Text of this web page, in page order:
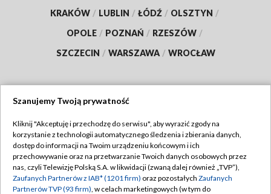
KRAKÓW / LUBLIN / ŁÓDŹ / OLSZTYN /
OPOLE / POZNAŃ / RZESZÓW /
SZCZECIN / WARSZAWA / WROCŁAW
TVP
Abonament TVP
Emisja w TVP
Regulamin TVP
Polityka prywatności
Szanujemy Twoją prywatność
Kliknij "Akceptuję i przechodzę do serwisu", aby wyrazić zgody na
korzystanie z technologii automatycznego śledzenia i zbierania danych,
dostęp do informacji na Twoim urządzeniu końcowym i ich
przechowywanie oraz na przetwarzanie Twoich danych osobowych przez
nas, czyli Telewizję Polską S.A. w likwidacji (zwaną dalej również „TVP”),
Zaufanych Partnerów z IAB* (1201 firm) oraz pozostałych Zaufanych
Partnerów TVP (93 firm), w celach marketingowych (w tym do